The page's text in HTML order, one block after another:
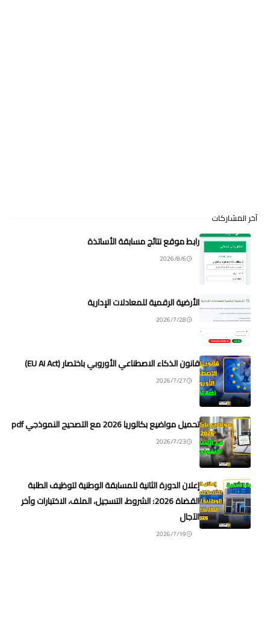
آخر المشاركات
رابط موقع نتائج مسابقة الأساتذة
2026/8/6
الأرضية الرقمية للمعادلات الإدارية
2026/7/28
قانون الذكاء الاصطناعي الأوروبي باختصار (EU AI Act)
2026/7/27
تحميل مواضيع بكالوريا 2026 مع التصحيح النموذجي pdf
2026/7/23
إعلان الدورة الثانية للمسابقة الوطنية لتوظيف الطلبة
القضاة 2026: الشروط، التسجيل، الملف، الاختبارات وآخر
الآجال
2026/7/19